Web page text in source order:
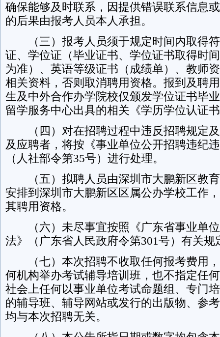
确保能够及时联系，因提供错误联系信息
的后果由报考人员本人承担。
（三）报考人员须于规定时间内取得符
证、学位证（毕业证书、学位证书取得时
为准）、英语等级证书（成绩单）、教师
相关资料，否则取消聘用资格。报到及聘
生及中外合作办学院校仅颁发学位证书毕
留学服务中心出具的相关《学历学位认证
（四）对在招聘过程中违反招聘规定及
及应聘者，将按《事业单位公开招聘违纪
（人社部令第35号）进行处理。
（五）拟聘人员由深圳市大鹏新区教育
安排到深圳市大鹏新区区属公办学校工作
其聘用资格。
（六）未尽事宜按照《广东省事业单位
法》（广东省人民政府令第301号）有关规
（七）本次招聘不收取任何报考费用，
何机构举办考试辅导培训班，也不指定任
社会上任何以事业单位考试命题组、专门
的辅导班、辅导网站或发行的出版物、参
均与本次招聘无关。